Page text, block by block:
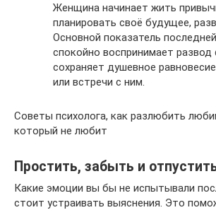
Женщина начинает жить
планировать своё будущее,
Основной показатель
спокойно воспринимает развод
сохраняет душевное
или встречи с ним.
Советы психолога, как разлюбить
который не любит
Простить, забыть и
Какие эмоции вы бы не испытывали
стоит устраивать выяснения. Это